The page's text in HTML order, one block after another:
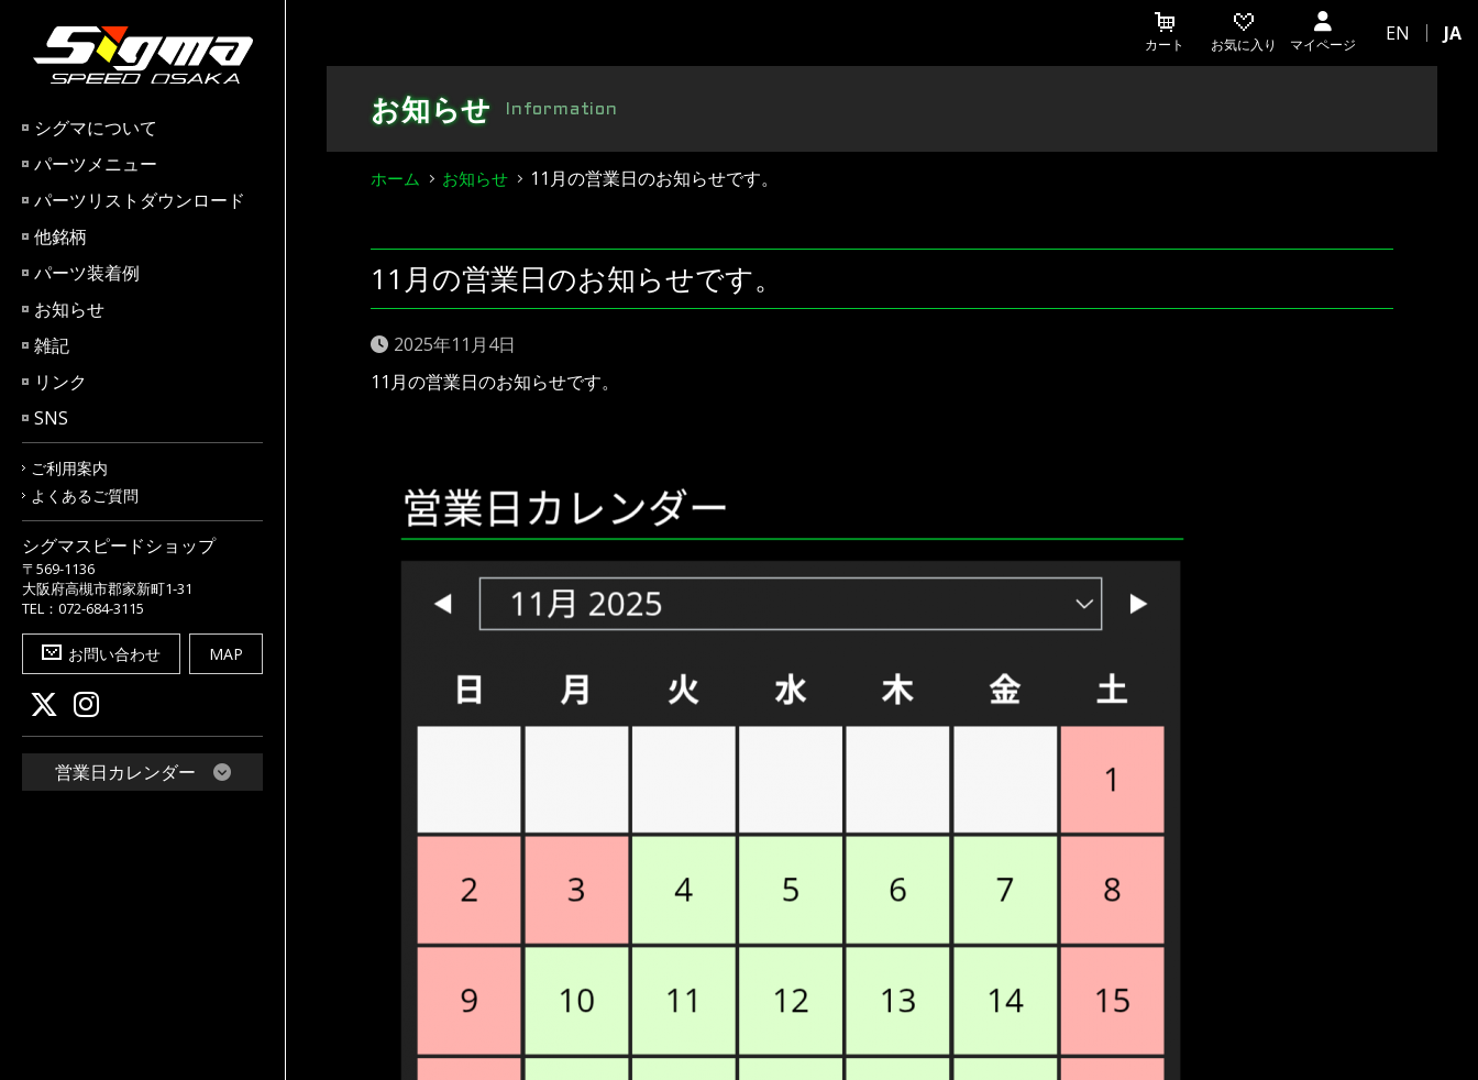
content
シグマについて
パーツメニュー
パーツリストダウンロード
他銘柄
パーツ装着例
お知らせ
雑記
リンク
SNS
ご利用案内
よくあるご質問
シグマスピードショップ
〒569-1136
大阪府高槻市郡家新町1-31
TEL：072-684-3115
お問い合わせ MAP
営業日カレンダー
カート お気に入り マイページ EN JA
お知らせ Information
ホーム お知らせ 11月の営業日のお知らせです。
11月の営業日のお知らせです。
2025年11月4日
11月の営業日のお知らせです。